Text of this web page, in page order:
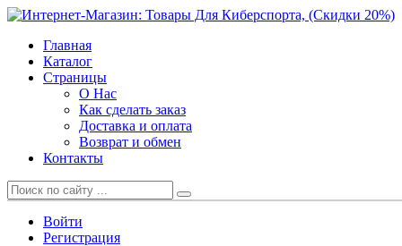
Главная
Каталог
Страницы
О Нас
Как сделать заказ
Доставка и оплата
Возврат и обмен
Контакты
Войти
Регистрация